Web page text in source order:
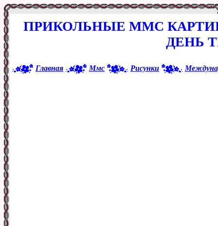
ПРИКОЛЬНЫЕ ММС
ДЕНЬ
Главная Ммс Рисунки